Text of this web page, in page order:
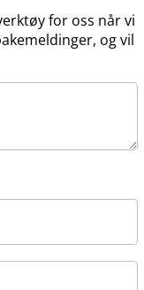
for oss når vi
og vil